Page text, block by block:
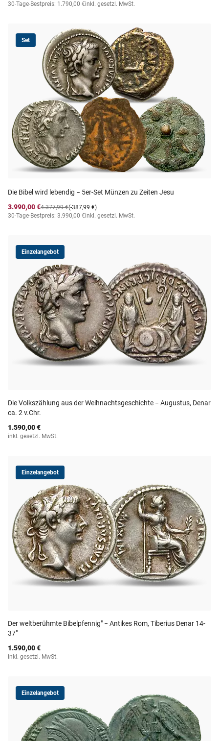
30-Tage-Bestpreis: 1.790,00 €inkl. gesetzl. MwSt.
Set
Die Bibel wird lebendig − 5er-Set Münzen zu Zeiten Jesu
3.990,00 €
(-387,99 €)
4.377,99 €
30-Tage-Bestpreis: 3.990,00 €inkl. gesetzl. MwSt.
Einzelangebot
Die Volkszählung aus der Weihnachtsgeschichte − Augustus, Denar
ca. 2 v.Chr.
1.590,00 €
inkl. gesetzl. MwSt.
Einzelangebot
Der weltberühmte Bibelpfennig" − Antikes Rom, Tiberius Denar 14-
37"
1.590,00 €
inkl. gesetzl. MwSt.
Einzelangebot